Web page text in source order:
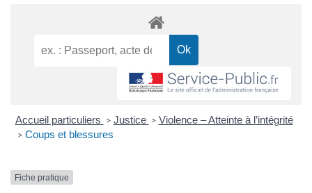
Accueil particuliers > Justice > Violence – Atteinte à l’intégrité
> Coups et blessures
Fiche pratique